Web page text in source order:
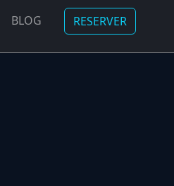
BLOG RESERVER